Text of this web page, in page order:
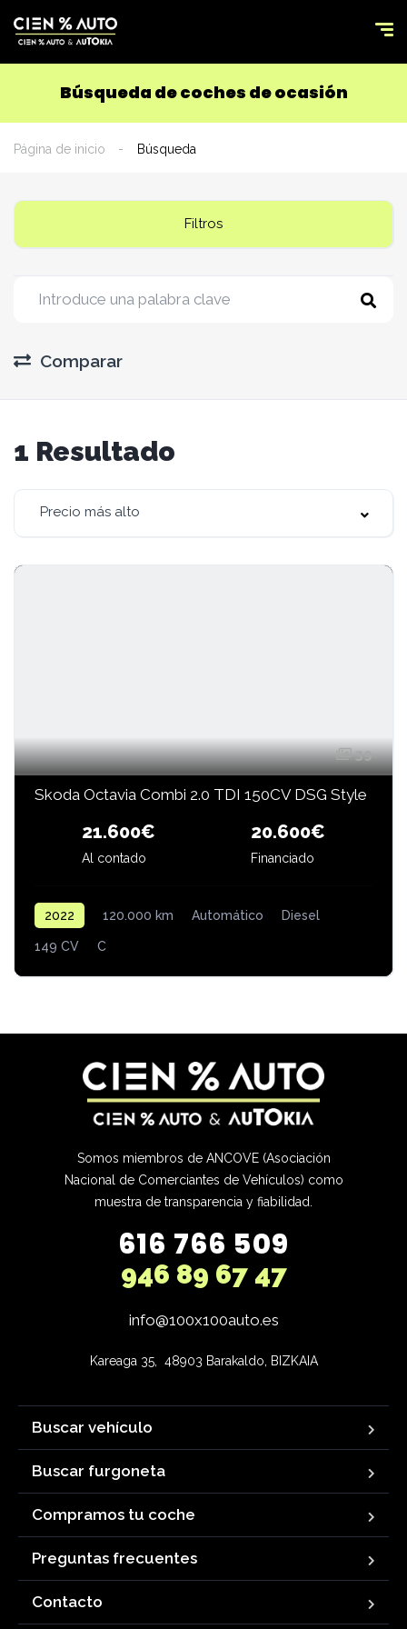
Búsqueda de coches de ocasión
Página de inicio Búsqueda
Filtros
Comparar
1 Resultado
Precio más alto
39
Skoda Octavia Combi 2.0 TDI 150CV DSG Style
21.600€
Al contado
20.600€
Financiado
2022 120.000 km Automático Diesel
149 CV C
Somos miembros de ANCOVE (Asociación
Nacional de Comerciantes de Vehículos) como
muestra de transparencia y fiabilidad.
616 766 509
946 89 67 47
info@100x100auto.es
Kareaga 35,  48903 Barakaldo, BIZKAIA
Buscar vehículo
Buscar furgoneta
Compramos tu coche
Preguntas frecuentes
Contacto